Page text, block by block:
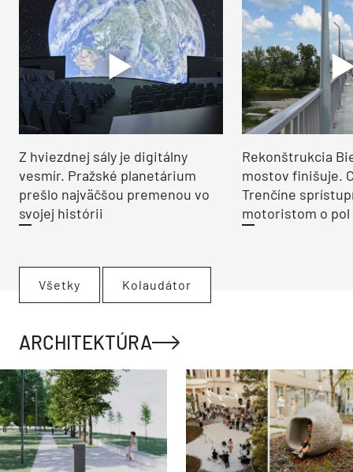
Z hviezdnej sály je digitálny
vesmír. Pražské planetárium
prešlo najväčšou premenou vo
svojej histórii
Rekonštrukcia
mostov finišuje.
Trenčíne
motoristom o pol
Všetky Kolaudátor
ARCHITEKTÚRA